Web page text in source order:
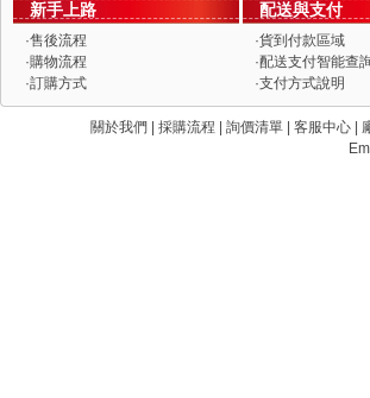
新手上路
·售後流程
·購物流程
·訂購方式
配送與支付
·貨到付款區域
·配送支付智能查
·支付方式說明
關於我們 | 採購流程 | 詢價清單 | 客服中心